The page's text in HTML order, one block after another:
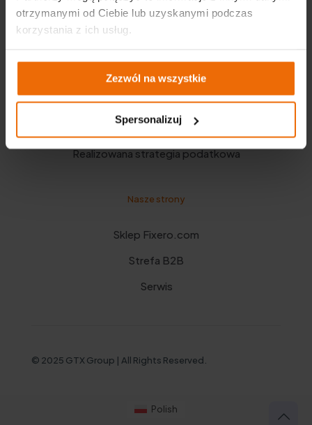
otrzymanymi od Ciebie lub uzyskanymi podczas
korzystania z ich usług.
Zezwól na wszystkie
Spersonalizuj
Aktualności
Katalogi
Akademia GTX – warsztatowa wiedza dla
początkujących
Polityka prywatności
Realizowana strategia podatkowa
Nasze strony
Sklep Fixero.com
Strefa B2B
Serwis
© 2025 GTX Group | All Rights Reserved.
Polish